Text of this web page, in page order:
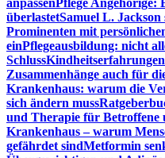
anpassenPflege Angehörige:
überlastetSamuel L. Jackson
Prominenten mit
einPflegeausbildung: nicht
Schluss
Zusammenhänge auch für
Krankenhaus: warum die
sich ändern muss
und Therapie für Betroffene
Krankenhaus – warum
gefährdet sindMetformin